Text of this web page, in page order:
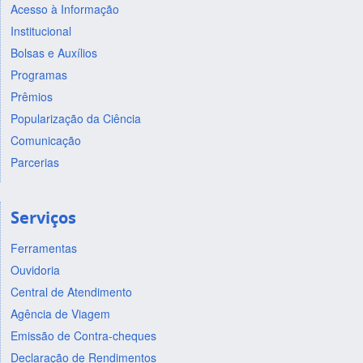
Acesso à Informação
Institucional
Bolsas e Auxílios
Programas
Prêmios
Popularização da Ciência
Comunicação
Parcerias
Serviços
Ferramentas
Ouvidoria
Central de Atendimento
Agência de Viagem
Emissão de Contra-cheques
Declaração de Rendimentos